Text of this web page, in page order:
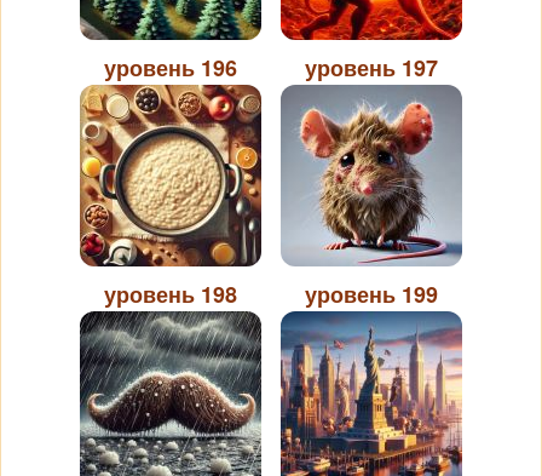
уровень 196 уровень 197
уровень 198 уровень 199